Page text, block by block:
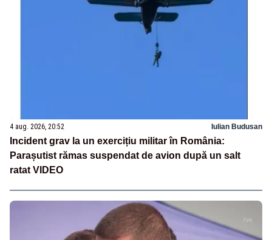
4 aug. 2026, 20:52 Iulian Budusan
Incident grav la un exercițiu militar în România:
Parașutist rămas suspendat de avion după un salt
ratat VIDEO